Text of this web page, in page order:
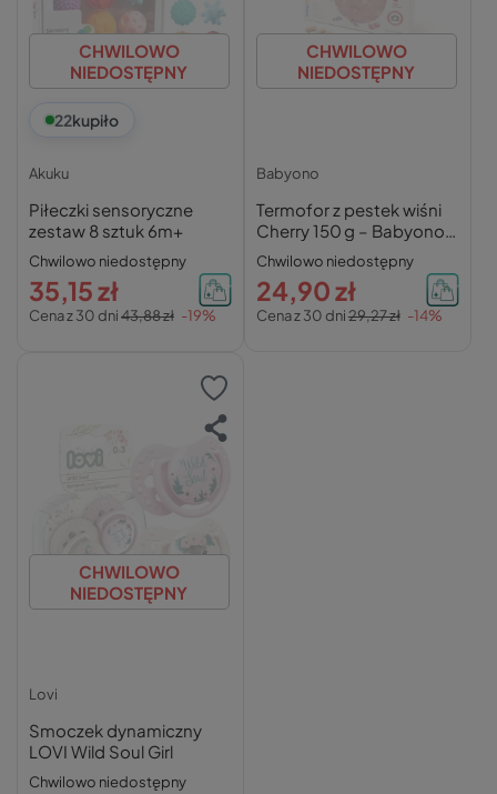
CHWILOWO
NIEDOSTĘPNY
22kupiło
Akuku
Piłeczki sensoryczne
zestaw 8 sztuk 6m+
Chwilowo niedostępny
Cena z 30 dni43,88 zł -19%
35,15 zł
CHWILOWO
NIEDOSTĘPNY
Babyono
Termofor z pestek wiśni
Cherry 150 g – Babyono
(różowy)
Chwilowo niedostępny
Cena z 30 dni29,27 zł -14%
24,90 zł
CHWILOWO
NIEDOSTĘPNY
Lovi
Smoczek dynamiczny
LOVI Wild Soul Girl
Chwilowo niedostępny